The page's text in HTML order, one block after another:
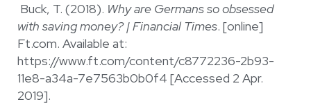
Buck, T. (2018). Why are Germans so obsessed
with saving money? | Financial Times. [online]
Ft.com. Available at:
https://www.ft.com/content/c8772236-2b93-
11e8-a34a-7e7563b0b0f4 [Accessed 2 Apr.
2019].